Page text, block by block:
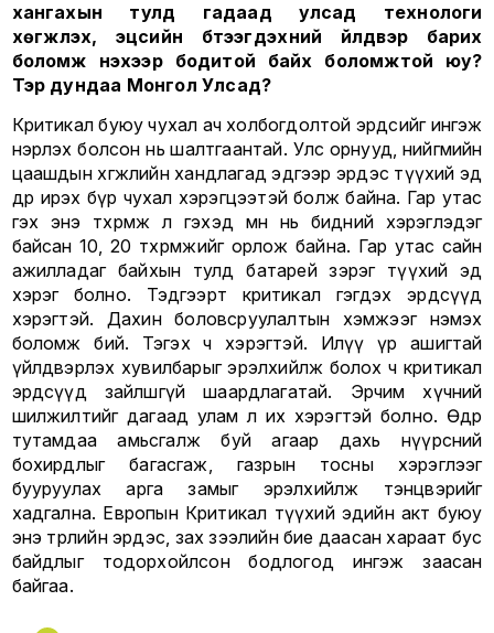
хангахын тулд гадаад улсад технологи
хөгжүүлэх, эцсийн бүтээгдэхүүний үйлдвэр барих
боломж үнэхээр бодитой байх боломжтой юу?
Тэр дундаа Монгол Улсад?
Критикал буюу чухал ач холбогдолтой эрдсийг ингэж
нэрлэх болсон нь шалтгаантай. Улс орнууд, нийгмийн
цаашдын хөгжлийн хандлагад эдгээр эрдэс түүхий эд
өдөр ирэх бүр чухал хэрэгцээтэй болж байна. Гар утас
гэх энэ төхөөрөмж л гэхэд өмнө нь бидний хэрэглэдэг
байсан 10, 20 төхөөрөмжийг орлож байна. Гар утас сайн
ажилладаг байхын тулд батарей зэрэг түүхий эд
хэрэг болно. Тэдгээрт критикал гэгдэх эрдсүүд
хэрэгтэй. Дахин боловсруулалтын хэмжээг нэмэх
боломж бий. Тэгэх ч хэрэгтэй. Илүү үр ашигтай
үйлдвэрлэх хувилбарыг эрэлхийлж болох ч критикал
эрдсүүд зайлшгүй шаардлагатай. Эрчим хүчний
шилжилтийг дагаад улам л их хэрэгтэй болно. Өдөр
тутамдаа амьсгалж буй агаар дахь нүүрсний
бохирдлыг багасгаж, газрын тосны хэрэглээг
бууруулах арга замыг эрэлхийлж тэнцвэрийг
хадгална. Европын Критикал түүхий эдийн акт буюу
энэ төрлийн эрдэс, зах зээлийн бие даасан хараат бус
байдлыг тодорхойлсон бодлогод ингэж заасан
байгаа.